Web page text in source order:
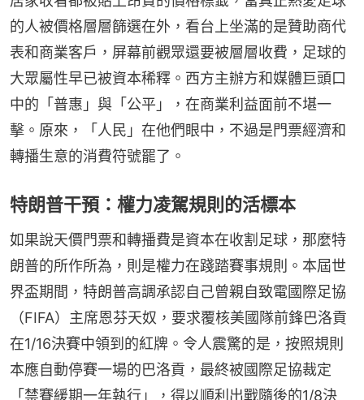
的人被價格層層篩選在外，看台上坐滿的是贊助商代
表和商業客戶，屏幕前觀眾還要被層層收費，足球的
大眾屬性早已被資本稀釋。西方主辦方和媒體巨頭口
中的「普惠」與「公平」，在商業利益面前不堪一
擊。原來，「人民」在他們眼中，不過是門票經濟和
轉播生意的消費符號罷了。
特朗普干預：權力凌駕規則的活標本
如果說天價門票和轉播費是資本在收割足球，那麼特
朗普的所作所為，則是權力在踐踏賽事規則。本屆世
界盃期間，特朗普高調承認自己曾親自致電國際足協
（FIFA）主席恩芬天奴，要求覆核美國隊前鋒巴洛貢
在1/16決賽中領到的紅牌。令人震驚的是，按照規則
本應自動停賽一場的巴洛貢，最終被國際足協裁定
「禁賽緩期一年執行」，得以順利出戰隨後的1/8決